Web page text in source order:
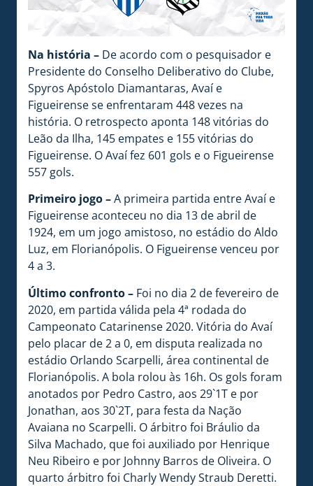
Na história – De acordo com o pesquisador e
Presidente do Conselho Deliberativo do Clube,
Spyros Apóstolo Diamantaras, Avaí e
Figueirense se enfrentaram 448 vezes na
história. O retrospecto aponta 148 vitórias do
Leão da Ilha, 145 empates e 155 vitórias do
Figueirense. O Avaí fez 601 gols e o Figueirense
557 gols.
Primeiro jogo –A primeira partida entre Avaí e
Figueirense aconteceu no dia 13 de abril de
1924, em um jogo amistoso, no estádio do Aldo
Luz, em Florianópolis. O Figueirense venceu por
4 a 3.
Último confronto – Foi no dia 2 de fevereiro de
2020, em partida válida pela 4ª rodada do
Campeonato Catarinense 2020. Vitória do Avaí
pelo placar de 2 a 0, em disputa realizada no
estádio Orlando Scarpelli, área continental de
Florianópolis. A bola rolou às 16h. Os gols foram
anotados por Pedro Castro, aos 29`1T e por
Jonathan, aos 30`2T, para festa da Nação
Avaiana no Scarpelli. O árbitro foi Bráulio da
Silva Machado, que foi auxiliado por Henrique
Neu Ribeiro e por Johnny Barros de Oliveira. O
quarto árbitro foi Charly Wendy Straub Deretti.